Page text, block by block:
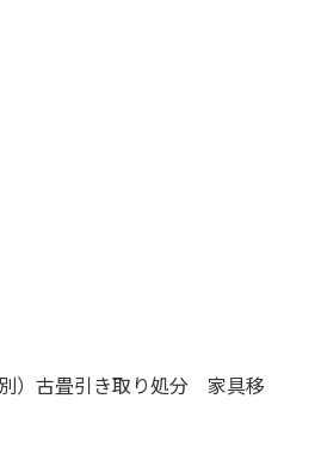
）古畳引き取り処分 家具移